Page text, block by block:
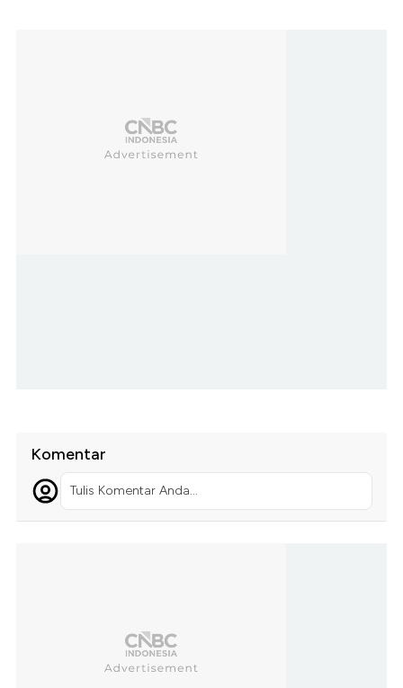
Komentar
Tulis Komentar Anda...